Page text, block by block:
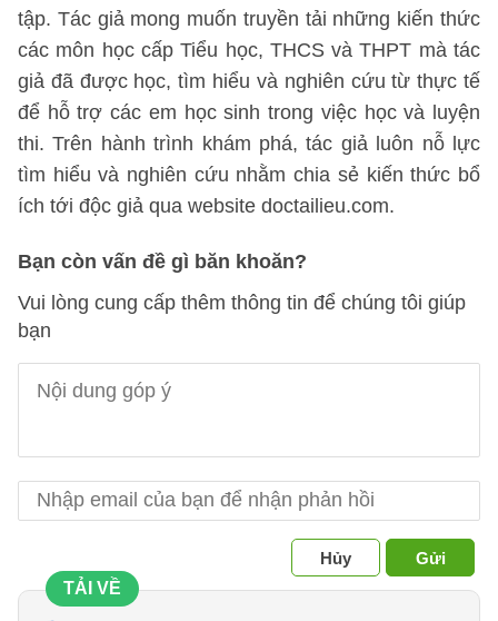
tập. Tác giả mong muốn truyền tải những kiến thức
các môn học cấp Tiểu học, THCS và THPT mà tác
giả đã được học, tìm hiểu và nghiên cứu từ thực tế
để hỗ trợ các em học sinh trong việc học và luyện
thi. Trên hành trình khám phá, tác giả luôn nỗ lực
tìm hiểu và nghiên cứu nhằm chia sẻ kiến thức bổ
ích tới độc giả qua website doctailieu.com.
Bạn còn vấn đề gì băn khoăn?
Vui lòng cung cấp thêm thông tin để chúng tôi giúp
bạn
Hủy
Gửi
TẢI VỀ